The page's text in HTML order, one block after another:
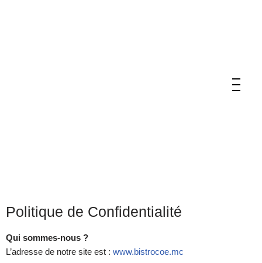
Politique de Confidentialité
Qui sommes-nous ?
L’adresse de notre site est : www.bistrocoe.mc